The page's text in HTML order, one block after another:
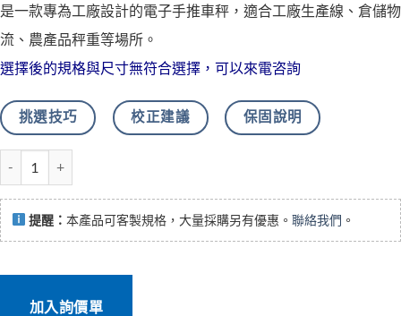
是一款專為工廠設計的電子手推車秤，適合工廠生產線、倉儲物
流、農產品秤重等場所。
選擇後的規格與尺寸無符合選擇，可以來電咨詢
挑選技巧 校正建議 保固說明
提醒： 本產品可客製規格，大量採購另有優惠。 聯絡我們 。
加入詢價單